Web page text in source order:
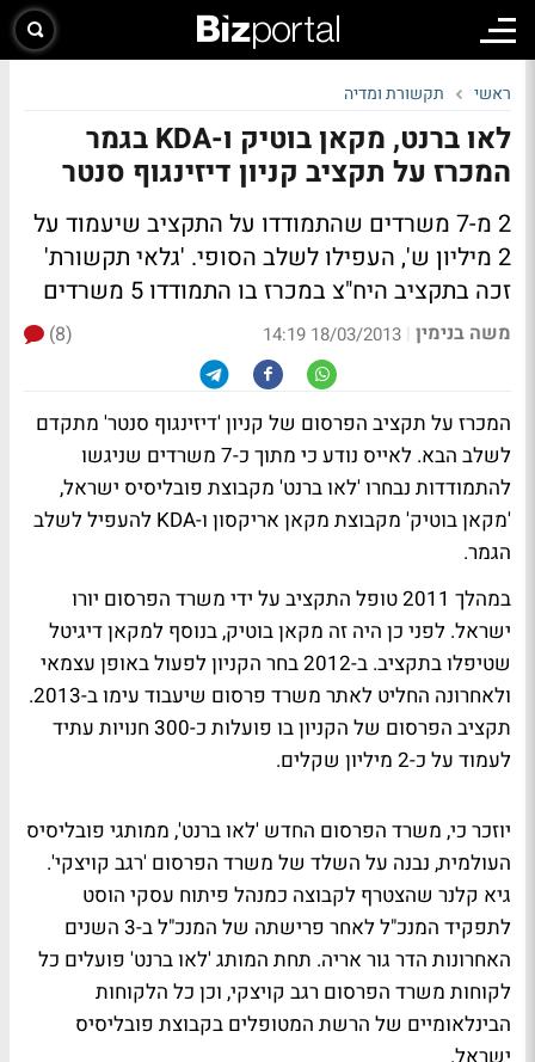
ראשי תקשורת ומדיה
לאו ברנט, מקאן בוטיק ו-KDA בגמר
המכרז על תקציב קניון דיזינגוף סנטר
2 מ-7 משרדים שהתמודדו על התקציב שיעמוד על
2 מיליון ש', העפילו לשלב הסופי. 'גלאי תקשורת'
זכה בתקציב היח"צ במכרז בו התמודדו 5 משרדים
משה בנימין |
18/03/2013 14:19
(8)
המכרז על תקציב הפרסום של קניון 'דיזינגוף סנטר' מתקדם
לשלב הבא. לאייס נודע כי מתוך כ-7 משרדים שניגשו
להתמודדות נבחרו 'לאו ברנט' מקבוצת פובליסיס ישראל,
'מקאן בוטיק' מקבוצת מקאן אריקסון ו-KDA להעפיל לשלב
הגמר.
במהלך 2011 טופל התקציב על ידי משרד הפרסום יורו
ישראל. לפני כן היה זה מקאן בוטיק, בנוסף למקאן דיגיטל
שטיפלו בתקציב. ב-2012 בחר הקניון לפעול באופן עצמאי
ולאחרונה החליט לאתר משרד פרסום שיעבוד עימו ב-2013.
תקציב הפרסום של הקניון בו פועלות כ-300 חנויות עתיד
לעמוד על כ-2 מיליון שקלים.
יוזכר כי, משרד הפרסום החדש 'לאו ברנט', ממותגי פובליסיס
העולמית, נבנה על השלד של משרד הפרסום 'רגב קויצקי'.
גיא קלנר שהצטרף לקבוצה כמנהל פיתוח עסקי הוסט
לתפקיד המנכ"ל לאחר פרישתה של המנכ"ל ב-3 השנים
האחרונות הדר גור אריה. תחת המותג 'לאו ברנט' פועלים כל
לקוחות משרד הפרסום רגב קויצקי, וכן כל הלקוחות
הבינלאומיים של הרשת המטופלים בקבוצת פובליסיס